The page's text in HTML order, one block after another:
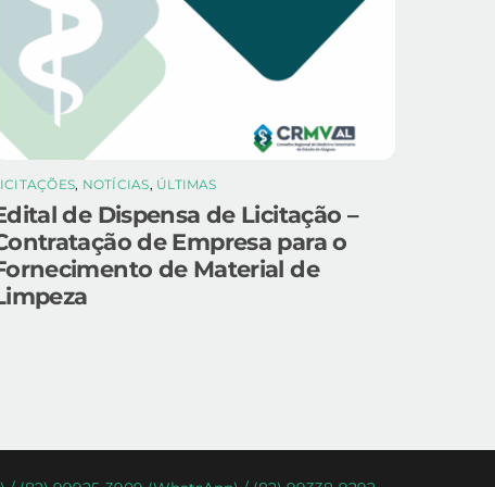
, NOTÍCIAS, ÚLTIMAS
de Dispensa de Licitação –
de Empresa para o
de Material de